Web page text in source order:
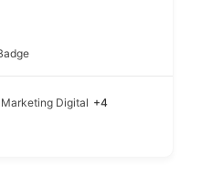
Digital +4